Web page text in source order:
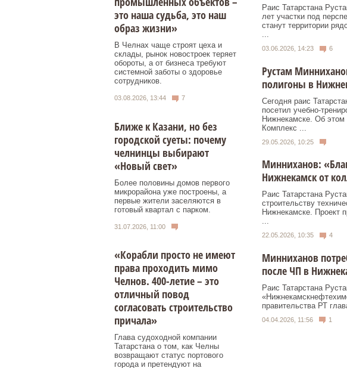
это наша судьба, это наш
образ жизни»
В Челнах чаще строят цеха и
склады, рынок новостроек теряет
обороты, а от бизнеса требуют
системной заботы о здоровье
сотрудников.
03.08.2026, 13:44 7
Ближе к Казани, но без
городской суеты: почему
челнинцы выбирают
«Новый свет»
Более половины домов первого
микрорайона уже построены, а
первые жители заселяются в
готовый квартал с парком.
31.07.2026, 11:00
«Корабли просто не имеют
права проходить мимо
Челнов. 400-летие – это
отличный повод
согласовать строительство
причала»
Глава судоходной компании
Татарстана о том, как Челны
возвращают статус портового
города и претендуют на
Раис Татарстана
лет участки под
станут территории
...
03.06.2026, 14:23 6
Рустам
полигоны в
Сегодня раис
посетил учебно-
Нижнекамске. Об этом
Комплекс ...
29.05.2026, 10:25
Минниханов:
Нижнекамск от
Раис Татарстана
строительству
Нижнекамске. Проект
...
22.05.2026, 10:35 4
Минниханов
после ЧП в
Раис Татарстана
правительства РТ
04.04.2026, 11:56 1